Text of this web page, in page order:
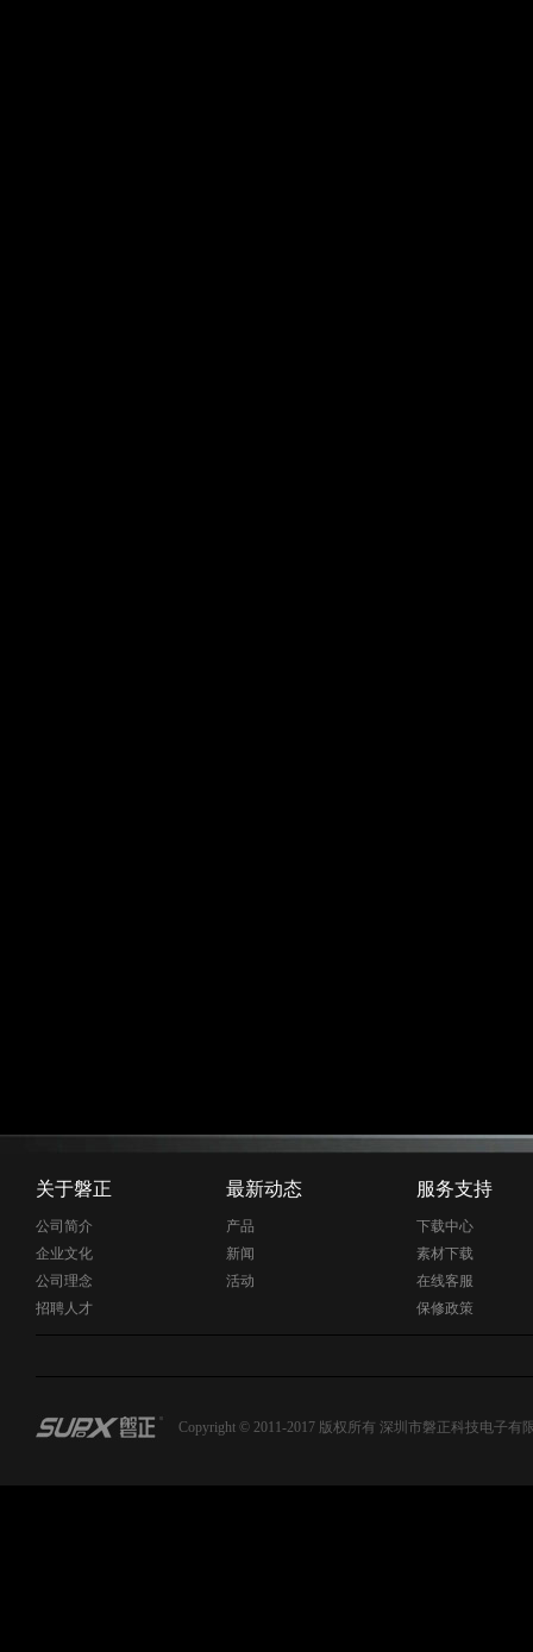
关于磐正
公司简介
企业文化
公司理念
招聘人才
最新动态
产品
新闻
活动
服务支持
下载中心
素材下载
在线客服
保修政策
Copyright © 2011-2017 版权所有 深圳市磐正科技电子有